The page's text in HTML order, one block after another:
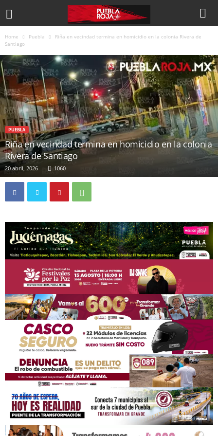
Home Puebla
Riña en vecindad termina en homicidio en la colonia Rivera de
Santiago
PUEBLA
Riña en vecindad termina en homicidio en la colonia
Rivera de Santiago
20 abril, 2026 1060